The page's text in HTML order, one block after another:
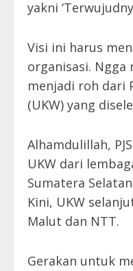
yakni
Visi ini harus
organisasi. Ngga
menjadi roh dari
(UKW) yang
Alhamdulillah,
UKW dari
Sumatera
Kini, UKW
Malut dan NTT.
Gerakan untuk